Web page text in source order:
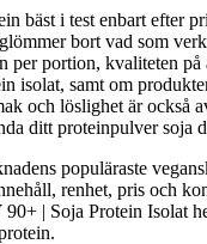
bäst i test enbart efter
bort vad som
per portion, kvaliteten på
isolat, samt om
och löslighet är också
ditt proteinpulver soja
populäraste
renhet, pris och
90+ | Soja Protein Isolat